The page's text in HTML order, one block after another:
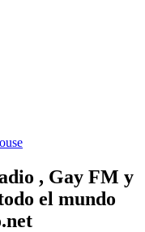
, Gay FM y
el mundo